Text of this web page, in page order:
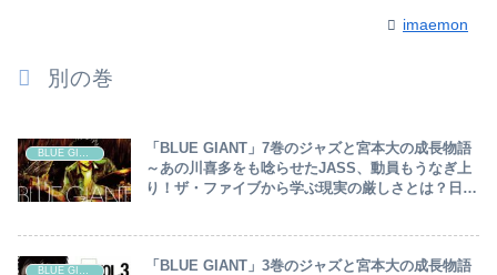
imaemon
別の巻
BLUE GIANT
「BLUE GIANT」7巻のジャズと宮本大の成長物語
～あの川喜多をも唸らせたJASS、動員もうなぎ上
り！ザ・ファイブから学ぶ現実の厳しさとは？日本
「BLUE GIANT」3巻のジャズと宮本大の成長物語